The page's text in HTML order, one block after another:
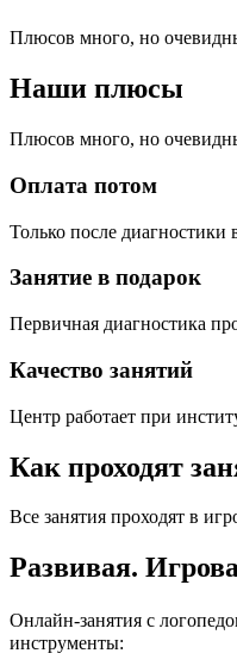
Плюсов много, но
Наши плюсы
Плюсов много, но
Оплата потом
Только после диагностики
Занятие в подарок
Первичная диагностика
Качество занятий
Центр работает при
Как проходят
Все занятия проходят в
Развивая.
Онлайн-занятия с
инструменты: